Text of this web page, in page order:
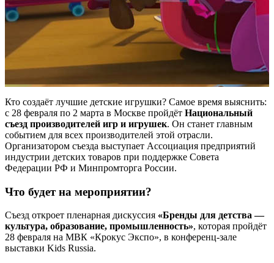
Кто создаёт лучшие детские игрушки? Самое время выяснить:
с 28 февраля по 2 марта в Москве пройдёт Национальный
съезд производителей игр и игрушек. Он станет главным
событием для всех производителей этой отрасли.
Организатором съезда выступает Ассоциация предприятий
индустрии детских товаров при поддержке Совета
Федерации РФ и Минпромторга России.
Что будет на мероприятии?
Съезд откроет пленарная дискуссия «Бренды для детства —
культура, образование, промышленность», которая пройдёт
28 февраля на МВК «Крокус Экспо», в конференц-зале
выставки Kids Russia.